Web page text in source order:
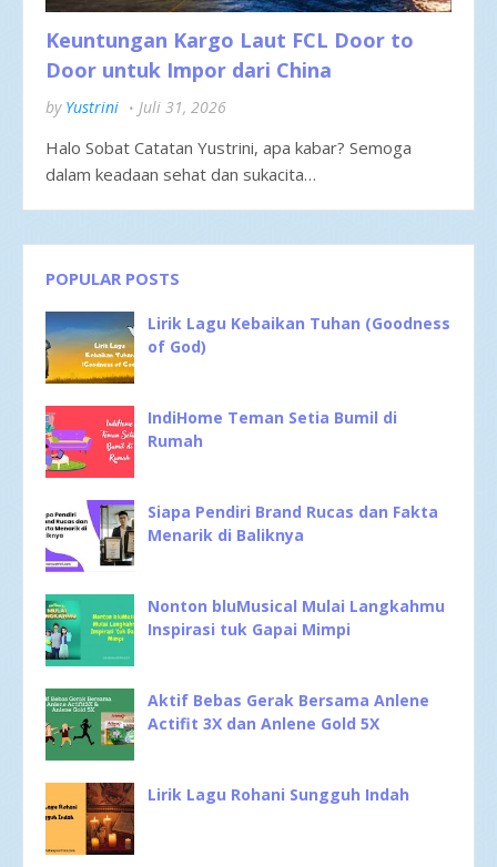
Keuntungan Kargo Laut FCL Door to
Door untuk Impor dari China
by Yustrini Juli 31, 2026
Halo Sobat Catatan Yustrini, apa kabar? Semoga
dalam keadaan sehat dan sukacita…
POPULAR POSTS
Lirik Lagu Kebaikan Tuhan (Goodness
of God)
IndiHome Teman Setia Bumil di
Rumah
Siapa Pendiri Brand Rucas dan Fakta
Menarik di Baliknya
Nonton bluMusical Mulai Langkahmu
Inspirasi tuk Gapai Mimpi
Aktif Bebas Gerak Bersama Anlene
Actifit 3X dan Anlene Gold 5X
Lirik Lagu Rohani Sungguh Indah